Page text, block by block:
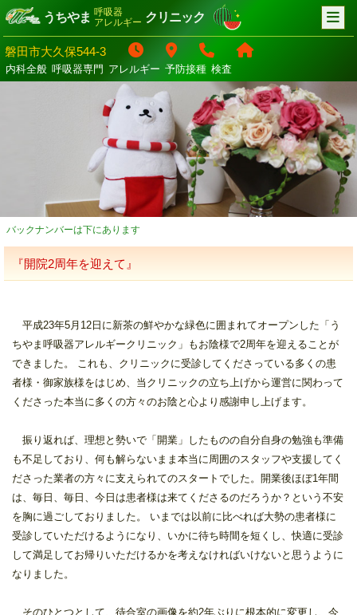
うちやま 呼吸器
アレルギー クリニック
磐田市大久保544-3
内科全般 呼吸器専門 アレルギー 予防接種 検査
バックナンバーは下にあります
『開院2周年を迎えて』
平成23年5月12日に新茶の鮮やかな緑色に囲まれてオープンした「う
ちやま呼吸器アレルギークリニック」もお陰様で2周年を迎えることが
できました。 これも、クリニックに受診してくださっている多くの患
者様・御家族様をはじめ、当クリニックの立ち上げから運営に関わって
くださった本当に多くの方々のお陰と心より感謝申し上げます。
振り返れば、理想と勢いで「開業」したものの自分自身の勉強も準備
も不足しており、何も解らないまま本当に周囲のスタッフや支援してく
ださった業者の方々に支えられてのスタートでした。開業後ほぼ1年間
は、毎日、毎日、今日は患者様は来てくださるのだろうか？という不安
を胸に過ごしておりました。 いまでは以前に比べれば大勢の患者様に
受診していただけるようになり、いかに待ち時間を短くし、快適に受診
して満足してお帰りいただけるかを考えなければいけないと思うように
なりました。
そのひとつとして、待合室の画像を約2年ぶりに根本的に変更し、今